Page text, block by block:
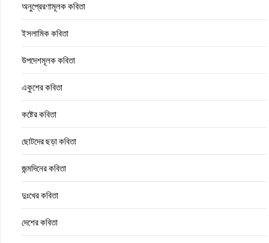
অনুপ্রেরণামূলক কবিতা
ইসলামিক কবিতা
উপদেশমূলক কবিতা
একুশের কবিতা
কষ্টের কবিতা
ছোটদের ছড়া কবিতা
জন্মদিনের কবিতা
দুঃখের কবিতা
দেশের কবিতা